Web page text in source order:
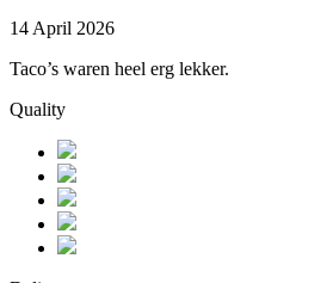
14 April 2026
Taco’s waren heel erg lekker.
Quality